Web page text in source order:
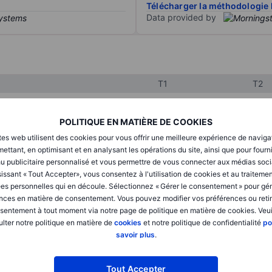
POLITIQUE EN MATIÈRE DE COOKIES
web utilisent des cookies pour vous offrir une meilleure expérience de
en optimisant et en analysant les opérations du site, ainsi que pour
publicitaire personnalisé et vous permettre de vous connecter aux médias
« Tout Accepter», vous consentez à l'utilisation de cookies et au
personnelles qui en découle. Sélectionnez « Gérer le consentement » pour
en matière de consentement. Vous pouvez modifier vos préférences ou
à tout moment via notre page de politique en matière de cookies.
notre politique en matière de cookies et notre politique de confidentialité
savoir plus.
Tout Accepter
Télécharger la méthodologie
Data provided by
T1 T2
XXXXXXX
XXXXXXX XXXXXXX
XXXXXXX XXXXXXX
XXXXXXX XXXXXXX
XXXXXXX